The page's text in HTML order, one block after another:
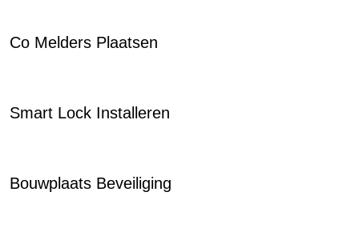
Co Melders Plaatsen
Smart Lock Installeren
Bouwplaats Beveiliging